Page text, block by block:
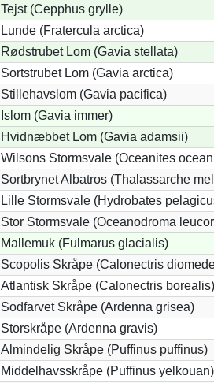
Tejst (Cepphus grylle)
Lunde (Fratercula arctica)
Rødstrubet Lom (Gavia stellata)
Sortstrubet Lom (Gavia arctica)
Stillehavslom (Gavia pacifica)
Islom (Gavia immer)
Hvidnæbbet Lom (Gavia adamsii)
Wilsons Stormsvale (Oceanites
Sortbrynet Albatros (Thalassarche
Lille Stormsvale (Hydrobates
Stor Stormsvale (Oceanodroma
Mallemuk (Fulmarus glacialis)
Scopolis Skråpe (Calonectris
Atlantisk Skråpe (Calonectris borealis)
Sodfarvet Skråpe (Ardenna grisea)
Storskråpe (Ardenna gravis)
Almindelig Skråpe (Puffinus puffinus)
Middelhavsskråpe (Puffinus yelkouan)